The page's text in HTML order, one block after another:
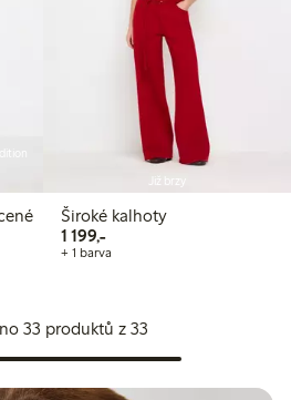
Již brzy
Široké kalhoty
1 199,-1 199,00 Kč
+ 1 barva
33 produktů z 33